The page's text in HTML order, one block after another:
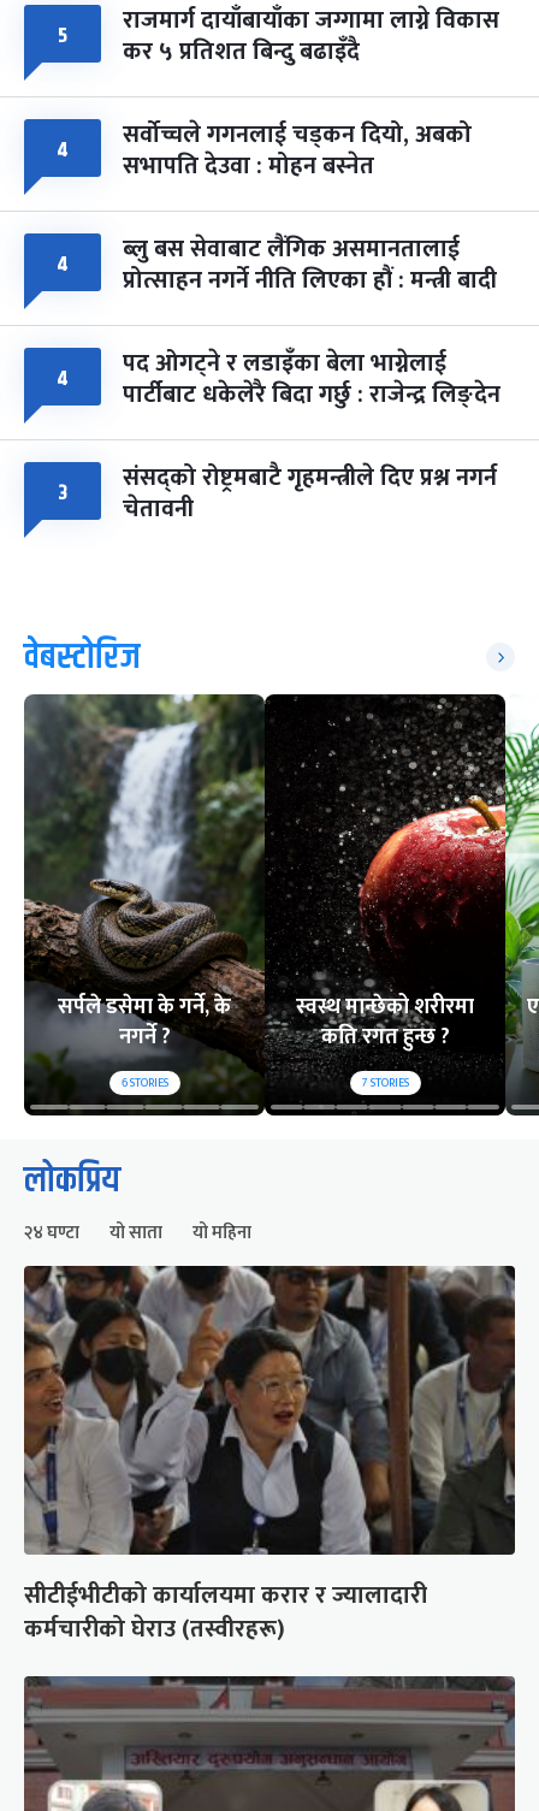
५ राजमार्ग दायाँबायाँका जग्गामा लाग्ने विकास
कर ५ प्रतिशत बिन्दु बढाइँदै
४ सर्वोच्चले गगनलाई चड्कन दियो, अबको
सभापति देउवा : मोहन बस्नेत
४ ब्लु बस सेवाबाट लैंगिक असमानतालाई
प्रोत्साहन नगर्ने नीति लिएका हौं : मन्त्री बादी
४ पद ओगट्ने र लडाइँका बेला भाग्नेलाई
पार्टीबाट धकेलेरै बिदा गर्छु : राजेन्द्र लिङ्देन
३ संसद्को रोष्ट्रमबाटै गृहमन्त्रीले दिए प्रश्न नगर्न
चेतावनी
वेबस्टोरिज
सर्पले डसेमा के गर्ने, के
नगर्ने ?
6STORIES
स्वस्थ मान्छेको शरीरमा
कति रगत हुन्छ ?
7STORIES
लोकप्रिय
२४ घण्टा यो साता यो महिना
सीटीईभीटीको कार्यालयमा करार र ज्यालादारी
कर्मचारीको घेराउ (तस्वीरहरू)